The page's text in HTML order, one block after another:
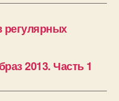
регулярных
2013. Часть 1